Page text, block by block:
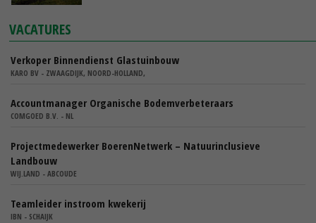
VACATURES
Verkoper Binnendienst Glastuinbouw
KARO BV - ZWAAGDIJK, NOORD-HOLLAND,
Accountmanager Organische Bodemverbeteraars
COMGOED B.V. - NL
Projectmedewerker BoerenNetwerk – Natuurinclusieve
Landbouw
WIJ.LAND - ABCOUDE
Teamleider instroom kwekerij
IBN - SCHAIJK